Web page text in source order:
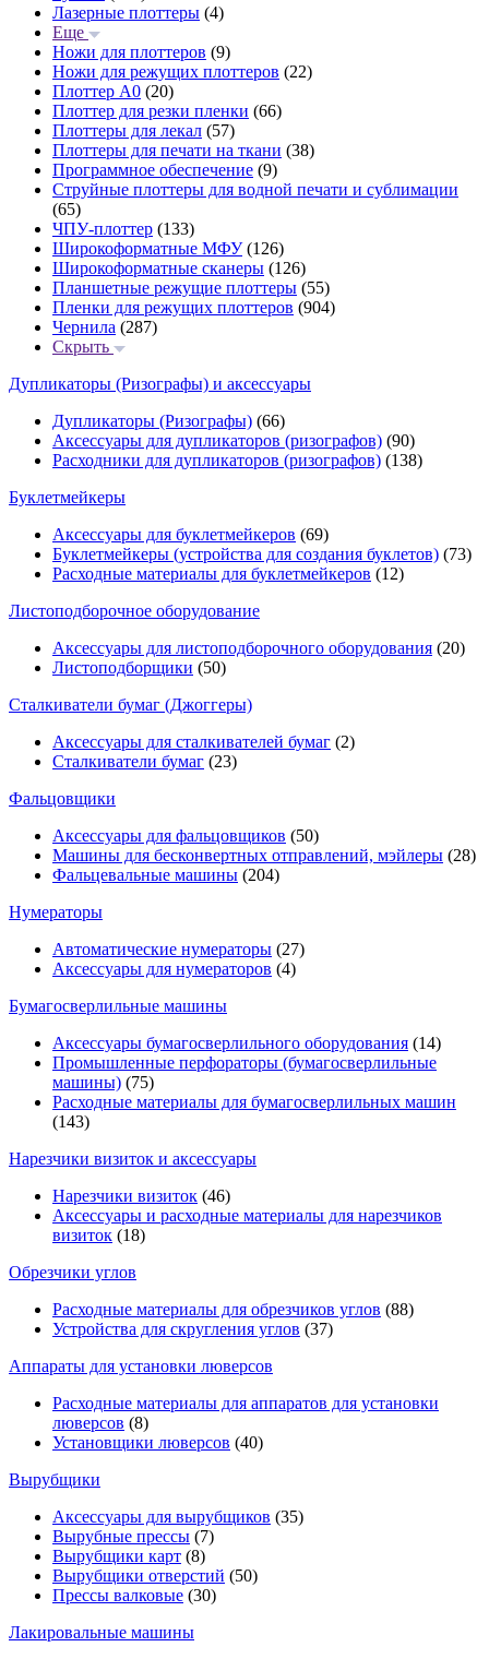
Лазерные плоттеры (4)
Еще
Ножи для плоттеров (9)
Ножи для режущих плоттеров (22)
Плоттер А0 (20)
Плоттер для резки пленки (66)
Плоттеры для лекал (57)
Плоттеры для печати на ткани (38)
Программное обеспечение (9)
Струйные плоттеры для водной печати и сублимации
(65)
ЧПУ-плоттер (133)
Широкоформатные МФУ(126)
Широкоформатные сканеры (126)
Планшетные режущие плоттеры (55)
Пленки для режущих плоттеров (904)
Чернила (287)
Скрыть
Дупликаторы (Ризографы) и аксессуары
Дупликаторы (Ризографы) (66)
Аксессуары для дупликаторов (ризографов) (90)
Расходники для дупликаторов (ризографов) (138)
Буклетмейкеры
Аксессуары для буклетмейкеров (69)
Буклетмейкеры (устройства для создания буклетов) (73)
Расходные материалы для буклетмейкеров (12)
Листоподборочное оборудование
Аксессуары для листоподборочного оборудования (20)
Листоподборщики (50)
Сталкиватели бумаг (Джоггеры)
Аксессуары для сталкивателей бумаг (2)
Сталкиватели бумаг (23)
Фальцовщики
Аксессуары для фальцовщиков (50)
Машины для бесконвертных отправлений, мэйлеры (28)
Фальцевальные машины (204)
Нумераторы
Автоматические нумераторы (27)
Аксессуары для нумераторов (4)
Бумагосверлильные машины
Аксессуары бумагосверлильного оборудования (14)
Промышленные перфораторы (бумагосверлильные
машины) (75)
Расходные материалы для бумагосверлильных машин
(143)
Нарезчики визиток и аксессуары
Нарезчики визиток (46)
Аксессуары и расходные материалы для нарезчиков
визиток (18)
Обрезчики углов
Расходные материалы для обрезчиков углов (88)
Устройства для скругления углов (37)
Аппараты для установки люверсов
Расходные материалы для аппаратов для установки
люверсов (8)
Установщики люверсов (40)
Вырубщики
Аксессуары для вырубщиков (35)
Вырубные прессы (7)
Вырубщики карт (8)
Вырубщики отверстий (50)
Прессы валковые (30)
Лакировальные машины